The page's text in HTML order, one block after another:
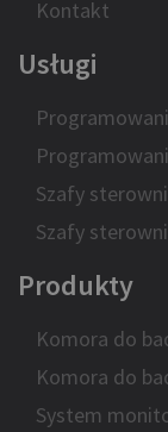
Kontakt
Usługi
Szafy
Szafy
Produkty
Komora do
Komora do
System